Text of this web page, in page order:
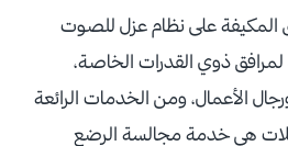
على نظام عزل للصوت
لمرافق ذوي القدرات الخاصة،
الأعمال، ومن الخدمات الرائعة
هي خدمة مجالسة الرضع